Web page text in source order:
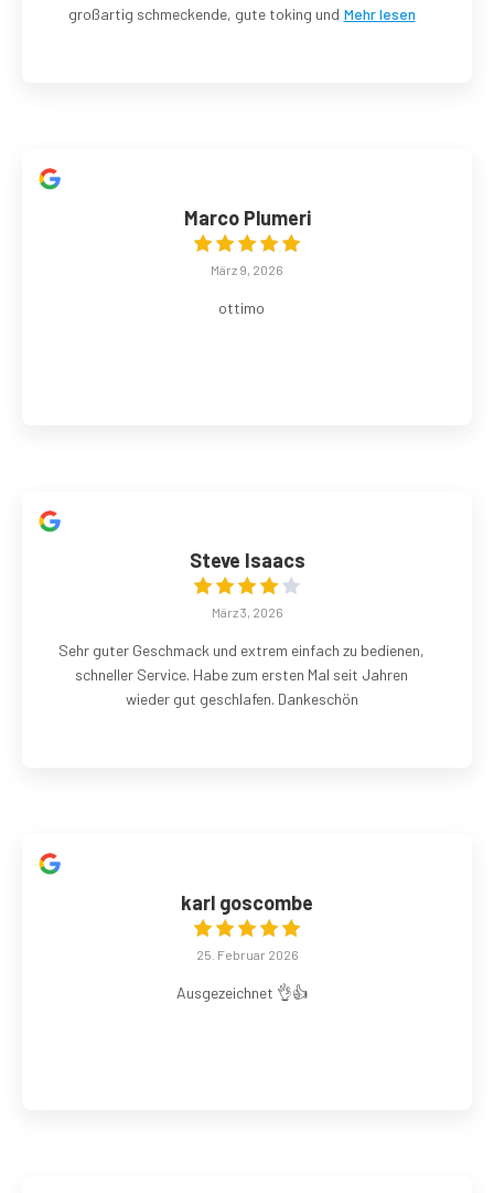
großartig schmeckende, gute toking und Mehr lesen
Marco Plumeri
März 9, 2026
ottimo
Steve Isaacs
März 3, 2026
Sehr guter Geschmack und extrem einfach zu bedienen,
schneller Service. Habe zum ersten Mal seit Jahren
wieder gut geschlafen. Dankeschön
karl goscombe
25. Februar 2026
Ausgezeichnet 👌👍